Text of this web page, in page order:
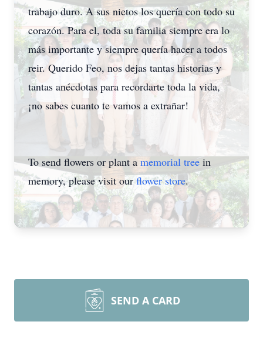
trabajo duro. A sus nietos los quería con todo su
corazón. Para el, toda su familia siempre era lo
más importante y siempre quería hacer a todos
reir. Querido Feo, nos dejas tantas historias y
tantas anécdotas para recordarte toda la vida,
¡no sabes cuanto te vamos a extrañar!
To send flowers or plant a memorial tree in
memory, please visit ourflower store.
SEND A CARD